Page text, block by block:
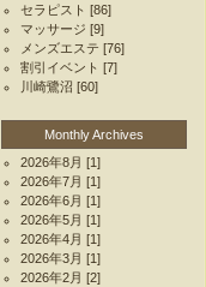
セラピスト [86]
マッサージ [9]
メンズエステ [76]
割引イベント [7]
川崎鷺沼 [60]
Monthly Archives
2026年8月 [1]
2026年7月 [1]
2026年6月 [1]
2026年5月 [1]
2026年4月 [1]
2026年3月 [1]
2026年2月 [2]